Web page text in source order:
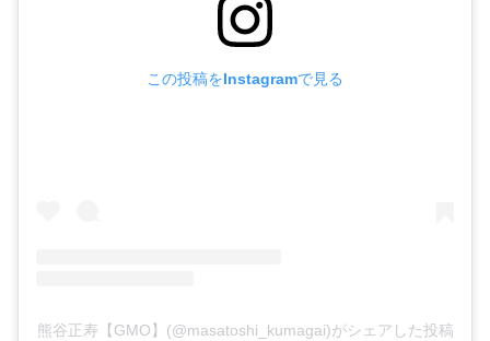
この投稿をInstagramで見る
熊谷正寿【GMO】(@masatoshi_kumagai)がシェアした投稿